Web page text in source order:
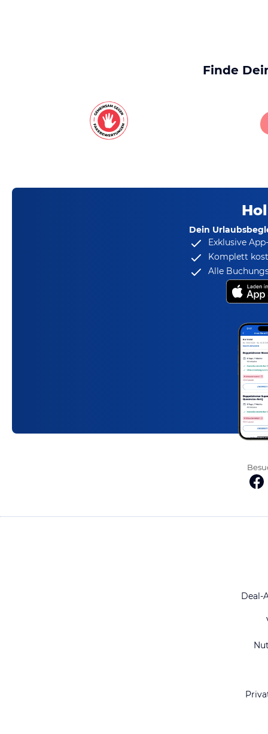
Finde
Dein
Exklusive
Komplett
Alle
Deal-